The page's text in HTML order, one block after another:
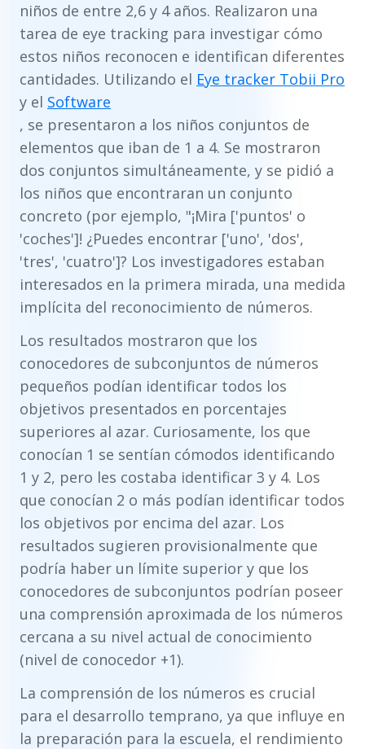
niños de entre 2,6 y 4 años. Realizaron una
tarea de eye tracking para investigar cómo
estos niños reconocen e identifican diferentes
cantidades. Utilizando el Eye tracker Tobii Pro
y el Software
, se presentaron a los niños conjuntos de
elementos que iban de 1 a 4. Se mostraron
dos conjuntos simultáneamente, y se pidió a
los niños que encontraran un conjunto
concreto (por ejemplo, "¡Mira ['puntos' o
'coches']! ¿Puedes encontrar ['uno', 'dos',
'tres', 'cuatro']? Los investigadores estaban
interesados en la primera mirada, una medida
implícita del reconocimiento de números.
Los resultados mostraron que los
conocedores de subconjuntos de números
pequeños podían identificar todos los
objetivos presentados en porcentajes
superiores al azar. Curiosamente, los que
conocían 1 se sentían cómodos identificando
1 y 2, pero les costaba identificar 3 y 4. Los
que conocían 2 o más podían identificar todos
los objetivos por encima del azar. Los
resultados sugieren provisionalmente que
podría haber un límite superior y que los
conocedores de subconjuntos podrían poseer
una comprensión aproximada de los números
cercana a su nivel actual de conocimiento
(nivel de conocedor +1).
La comprensión de los números es crucial
para el desarrollo temprano, ya que influye en
la preparación para la escuela, el rendimiento